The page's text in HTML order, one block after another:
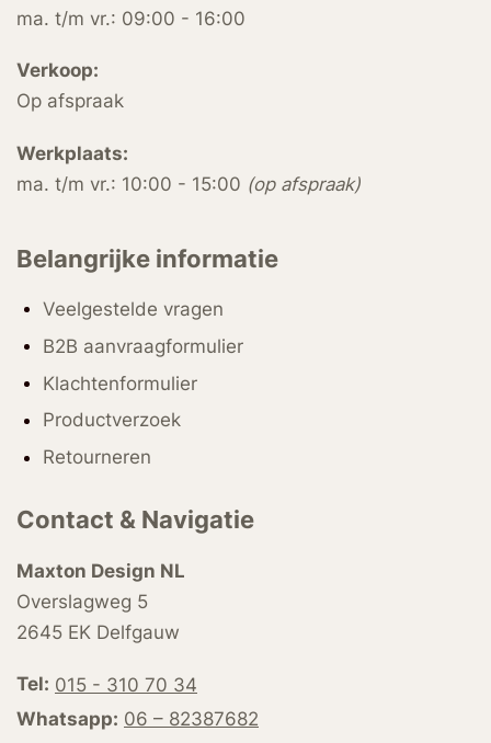
ma. t/m vr.: 09:00 - 16:00
Verkoop:
Op afspraak
Werkplaats:
ma. t/m vr.: 10:00 - 15:00 (op afspraak)
Belangrijke informatie
Veelgestelde vragen
B2B aanvraagformulier
Klachtenformulier
Productverzoek
Retourneren
Contact & Navigatie
Maxton Design NL
Overslagweg 5
2645 EK Delfgauw
Tel: 015 - 310 70 34
Whatsapp: 06 – 82387682